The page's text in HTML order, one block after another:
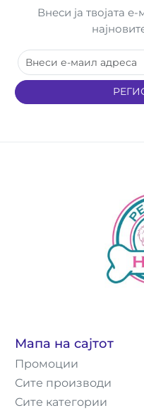
Внеси ја твојата
Мапа на сајтот
Промоции
Сите производи
Сите категории